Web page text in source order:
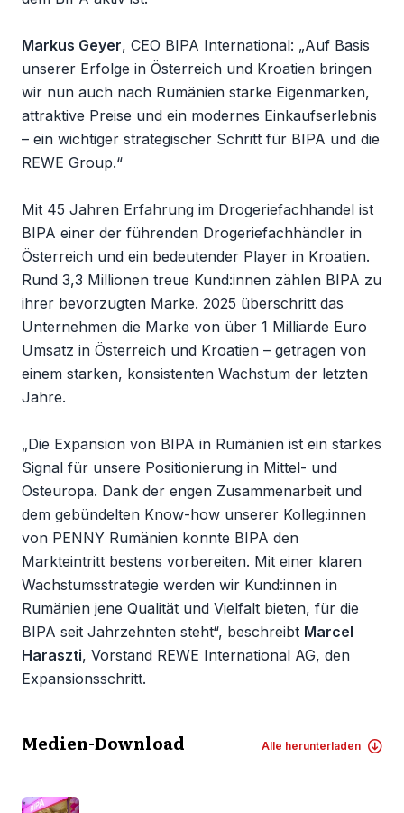
Markus Geyer, CEO BIPA International: „Auf Basis
unserer Erfolge in Österreich und Kroatien bringen
wir nun auch nach Rumänien starke Eigenmarken,
attraktive Preise und ein modernes Einkaufserlebnis
– ein wichtiger strategischer Schritt für BIPA und die
REWE Group.“
Mit 45 Jahren Erfahrung im Drogeriefachhandel ist
BIPA einer der führenden Drogeriefachhändler in
Österreich und ein bedeutender Player in Kroatien.
Rund 3,3 Millionen treue Kund:innen zählen BIPA zu
ihrer bevorzugten Marke. 2025 überschritt das
Unternehmen die Marke von über 1 Milliarde Euro
Umsatz in Österreich und Kroatien – getragen von
einem starken, konsistenten Wachstum der letzten
Jahre.
„Die Expansion von BIPA in Rumänien ist ein starkes
Signal für unsere Positionierung in Mittel- und
Osteuropa. Dank der engen Zusammenarbeit und
dem gebündelten Know-how unserer Kolleg:innen
von PENNY Rumänien konnte BIPA den
Markteintritt bestens vorbereiten. Mit einer klaren
Wachstumsstrategie werden wir Kund:innen in
Rumänien jene Qualität und Vielfalt bieten, für die
BIPA seit Jahrzehnten steht“, beschreibt Marcel
Haraszti, Vorstand REWE International AG, den
Expansionsschritt.
Medien-Download Alle herunterladen